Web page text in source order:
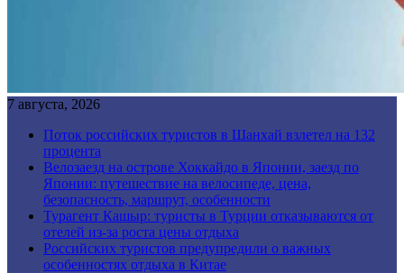
7 августа, 2026
Поток российских туристов в Шанхай взлетел на 132
процента
Велозаезд на острове Хоккайдо в Японии, заезд по
Японии: путешествие на велосипеде, цена,
безопасность, маршрут, особенности
Турагент Кашыр: туристы в Турции отказываются от
отелей из-за роста цены отдыха
Российских туристов предупредили о важных
особенностях отдыха в Китае